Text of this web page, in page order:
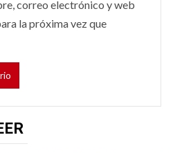
correo electrónico y web
la próxima vez que